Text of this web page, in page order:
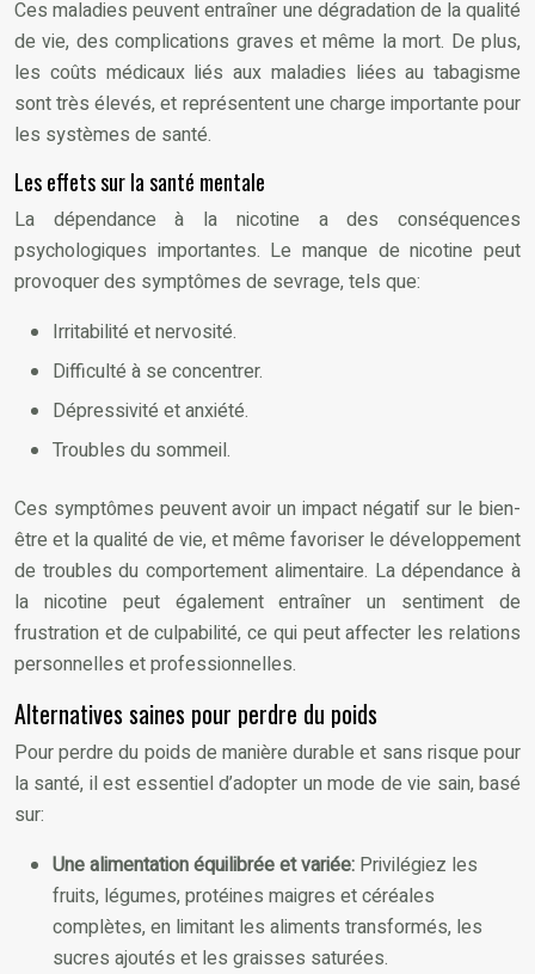
Ces maladies peuvent entraîner une dégradation de la qualité
de vie, des complications graves et même la mort. De plus,
les coûts médicaux liés aux maladies liées au tabagisme
sont très élevés, et représentent une charge importante pour
les systèmes de santé.
Les effets sur la santé mentale
La dépendance à la nicotine a des conséquences
psychologiques importantes. Le manque de nicotine peut
provoquer des symptômes de sevrage, tels que:
Irritabilité et nervosité.
Difficulté à se concentrer.
Dépressivité et anxiété.
Troubles du sommeil.
Ces symptômes peuvent avoir un impact négatif sur le bien-
être et la qualité de vie, et même favoriser le développement
de troubles du comportement alimentaire. La dépendance à
la nicotine peut également entraîner un sentiment de
frustration et de culpabilité, ce qui peut affecter les relations
personnelles et professionnelles.
Alternatives saines pour perdre du poids
Pour perdre du poids de manière durable et sans risque pour
la santé, il est essentiel d’adopter un mode de vie sain, basé
sur:
Une alimentation équilibrée et variée: Privilégiez les
fruits, légumes, protéines maigres et céréales
complètes, en limitant les aliments transformés, les
sucres ajoutés et les graisses saturées.